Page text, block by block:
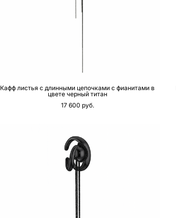
Кафф листья с длинными цепочками с фианитами в
цвете черный титан
17 600 pуб.